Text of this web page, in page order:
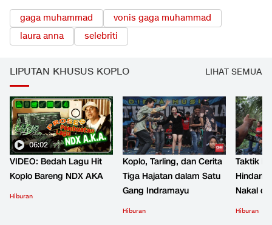
gaga muhammad
vonis gaga muhammad
laura anna
selebriti
LIPUTAN KHUSUS KOPLO LIHAT SEMUA
06:02
VIDEO: Bedah Lagu Hit
Koplo Bareng NDX AKA
Hiburan
Koplo, Tarling, dan Cerita
Tiga Hajatan dalam Satu
Gang Indramayu
Hiburan
Taktik
Hindari
Nakal
Hiburan